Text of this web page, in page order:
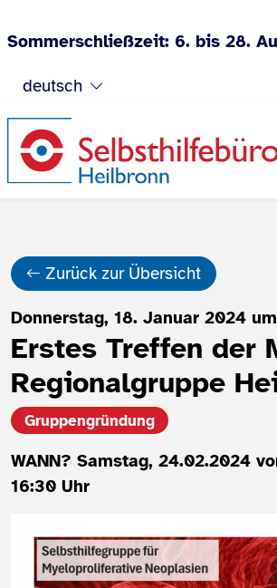
Zum Inhalt springen
Sommerschließzeit: 6. bis 28.
deutsch
Zurück zur Übersicht
Donnerstag, 18. Januar 2024
Erstes Treffen der
Regionalgruppe
Gruppengründung
WANN? Samstag, 24.02.2024
16:30 Uhr